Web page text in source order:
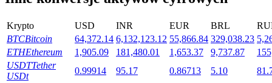
Launchpool
Krypto USD INR EUR BRL
BTCBitcoin 64,372.14 6,132,123.12 55,866.84 329,038.23
ETHEthereum 1,905.09 181,480.01 1,653.37 9,737.87
USDTTether
USDt
0.99914 95.17 0.86713 5.10